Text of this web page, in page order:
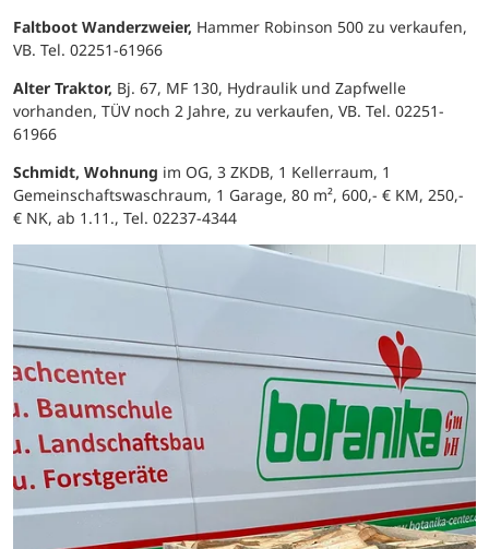
Faltboot Wanderzweier, Hammer Robinson 500 zu verkaufen,
VB. Tel. 02251-61966
Alter Traktor, Bj. 67, MF 130, Hydraulik und Zapfwelle
vorhanden, TÜV noch 2 Jahre, zu verkaufen, VB. Tel. 02251-
61966
Schmidt, Wohnung im OG, 3 ZKDB, 1 Kellerraum, 1
Gemeinschaftswaschraum, 1 Garage, 80 m², 600,- € KM, 250,-
€ NK, ab 1.11., Tel. 02237-4344